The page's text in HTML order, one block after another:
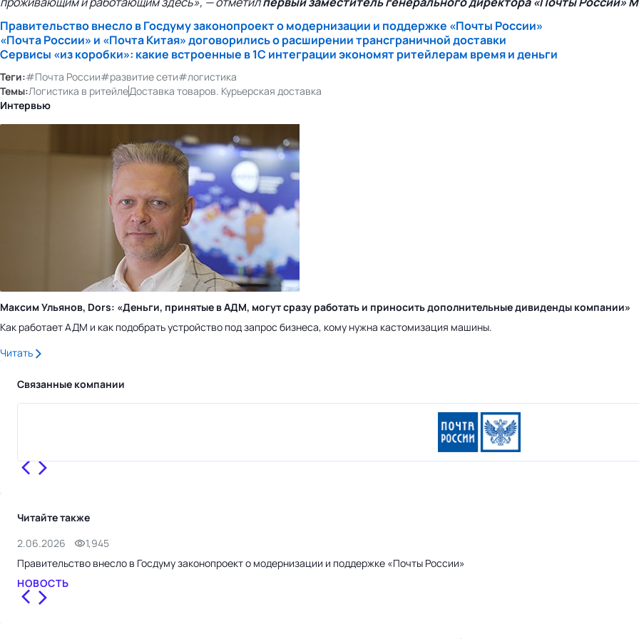
Правительство внесло в Госдуму законопроект о модернизации и поддержке «Почты России»
«Почта России» и «Почта Китая» договорились о расширении трансграничной доставки
Сервисы «из коробки»: какие встроенные в 1С интеграции экономят ритейлерам время и деньги
Теги:#Почта России#развитие сети#логистика
Темы:Логистика в ритейлеДоставка товаров. Курьерская доставка
Интервью
Максим Ульянов, Dors: «Деньги, принятые в АДМ, могут сразу работать и приносить дополнительные дивиденды компании»
Как работает АДМ и как подобрать устройство под запрос бизнеса, кому нужна кастомизация машины.
Читать
Связанные компании
Читайте также
2.06.2026
1,945
Правительство внесло в Госдуму законопроект о модернизации и поддержке «Почты России»
НОВОСТЬ